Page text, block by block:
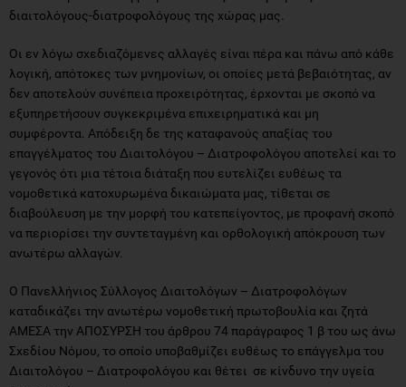
διαιτολόγους-διατροφολόγους της χώρας μας.
Οι εν λόγω σχεδιαζόμενες αλλαγές είναι πέρα και πάνω από κάθε
λογική, απότοκες των μνημονίων, οι οποίες μετά βεβαιότητας, αν
δεν αποτελούν συνέπεια προχειρότητας, έρχονται με σκοπό να
εξυπηρετήσουν συγκεκριμένα επιχειρηματικά και μη
συμφέροντα. Απόδειξη δε της καταφανούς απαξίας του
επαγγέλματος του Διαιτολόγου – Διατροφολόγου αποτελεί και το
γεγονός ότι μια τέτοια διάταξη που ευτελίζει ευθέως τα
νομοθετικά κατοχυρωμένα δικαιώματα μας, τίθεται σε
διαβούλευση με την μορφή του κατεπείγοντος, με προφανή σκοπό
να περιορίσει την συντεταγμένη και ορθολογική απόκρουση των
ανωτέρω αλλαγών.
Ο Πανελλήνιος Σύλλογος Διαιτολόγων – Διατροφολόγων
καταδικάζει την ανωτέρω νομοθετική πρωτοβουλία και ζητά
ΑΜΕΣΑ την ΑΠΟΣΥΡΣΗ του άρθρου 74 παράγραφος 1 β του ως άνω
Σχεδίου Νόμου, το οποίο υποβαθμίζει ευθέως το επάγγελμα του
Διαιτολόγου – Διατροφολόγου και θέτει σε κίνδυνο την υγεία